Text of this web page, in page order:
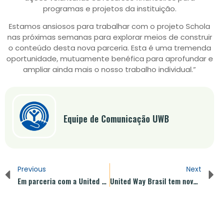
programas e projetos da instituição.
Estamos ansiosos para trabalhar com o projeto Schola
nas próximas semanas para explorar meios de construir
o conteúdo desta nova parceria. Esta é uma tremenda
oportunidade, mutuamente benéfica para aprofundar e
ampliar ainda mais o nosso trabalho individual.”
Equipe de Comunicação UWB
Previous
Em parceria com a United Way Brasil, Morgan Stanley celebra mês de Voluntariado e beneficia 10 instituições sociais
Next
United Way Brasil tem novo fone e endereço